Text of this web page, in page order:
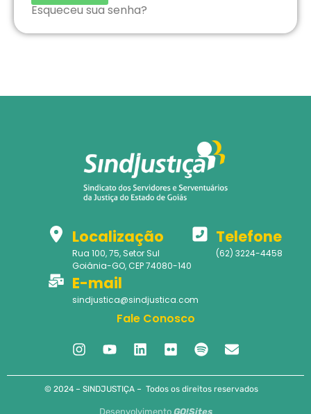
Esqueceu sua senha?
Localização
Rua 100, 75, Setor Sul
Goiânia-GO, CEP 74080-140
Telefone
(62) 3224-4458
E-mail
sindjustica@sindjustica.com
Fale Conosco
© 2024 – SINDJUSTIÇA – Todos os direitos reservados
Desenvolvimento GO!Sites